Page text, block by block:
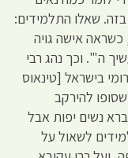
בזה. שאלו התלמידים:
כשראה אישה גויה
ה'". וכך נהג רבי
בישראל [טינאוס
להירקב
נשים יפות אבל
לשאול על